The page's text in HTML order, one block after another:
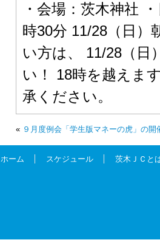
・会場：茨木神社
時30分 11/28（日
い方は、 11/28（日
い！ 18時を越えま
承ください。
« ９月度例会「学生版マネーの虎」の開
ホーム スケジュール 茨木ＪＣと